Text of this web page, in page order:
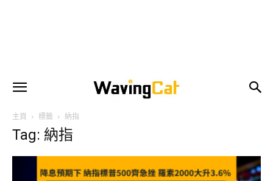
主頁 標籤 納指
Tag: 納指